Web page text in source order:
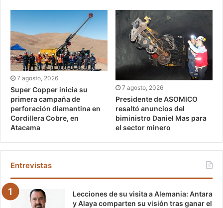
7 agosto, 2026
Super Copper inicia su
primera campaña de
perforación diamantina en
Cordillera Cobre, en
Atacama
7 agosto, 2026
Presidente de ASOMICO
resaltó anuncios del
biministro Daniel Mas para
el sector minero
Entrevistas
Lecciones de su visita a Alemania: Antara
y Alaya comparten su visión tras ganar el